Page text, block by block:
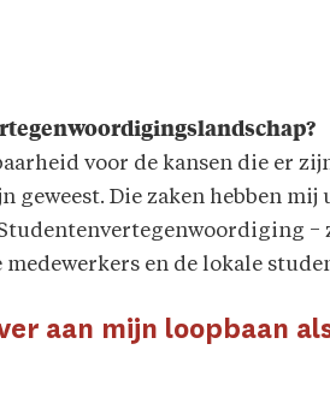
voor de kansen die er
geweest. Die zaken hebben
−
en de lokale
aan mijn loopbaan